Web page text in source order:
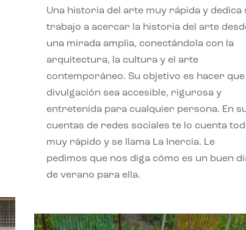
Una historia del arte muy rápida y dedica
trabajo a acercar la historia del arte
una mirada amplia, conectándola con la
arquitectura, la cultura y el arte
contemporáneo. Su objetivo es hacer que
divulgación sea accesible, rigurosa y
entretenida para cualquier persona. En
cuentas de redes sociales te lo cuenta
muy rápido y se llama La Inercia. Le
pedimos que nos diga cómo es un buen
de verano para ella.